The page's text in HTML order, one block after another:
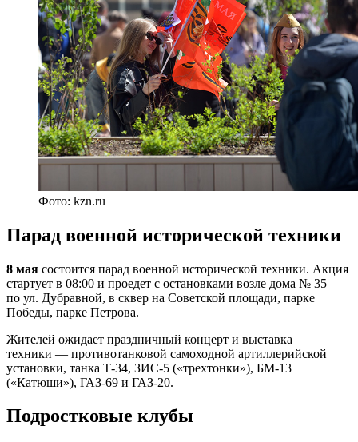
Фото: kzn.ru
Парад военной исторической техники
8 мая состоится парад военной исторической техники. Акция
стартует в 08:00 и проедет с остановками возле дома № 35
по ул. Дубравной, в сквер на Советской площади, парке
Победы, парке Петрова.
Жителей ожидает праздничный концерт и выставка
техники — противотанковой самоходной артиллерийской
установки, танка Т-34, ЗИС-5 («трехтонки»), БМ-13
(«Катюши»), ГАЗ-69 и ГАЗ-20.
Подростковые клубы